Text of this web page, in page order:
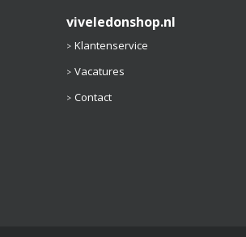
viveledonshop.nl
Klantenservice
Vacatures
Contact